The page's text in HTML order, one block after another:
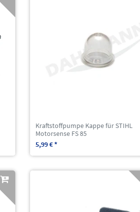
Kraftstoffpumpe Kappe für STIHL
Motorsense FS 85
5,99 € *